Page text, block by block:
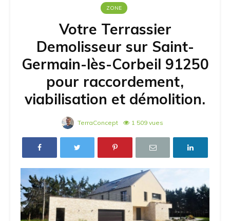
ZONE
Votre Terrassier
Demolisseur sur Saint-
Germain-lès-Corbeil 91250
pour raccordement,
viabilisation et démolition.
TerraConcept 1 509 vues